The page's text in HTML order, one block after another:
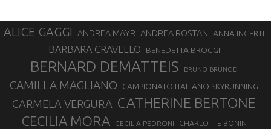
ALICE GAGGI ANDREA MAYR ANDREA ROSTAN ANNA INCERTI
BARBARA CRAVELLO BENEDETTA BROGGI
BERNARD DEMATTEIS BRUNO BRUNOD
CAMILLA MAGLIANO CAMPIONATO ITALIANO SKYRUNNING
CARMELA VERGURA CATHERINE BERTONE
CECILIA MORA CECILIA PEDRONI CHARLOTTE BONIN